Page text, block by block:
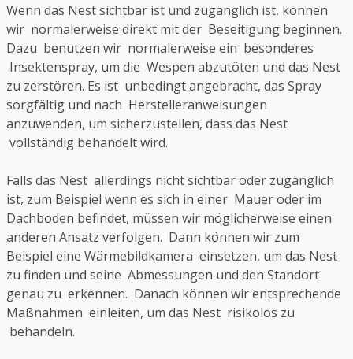
Wenn das Nest sichtbar ist und zugänglich ist, können
wir normalerweise direkt mit der Beseitigung beginnen.
Dazu benutzen wir normalerweise ein besonderes
Insektenspray, um die Wespen abzutöten und das Nest
zu zerstören. Es ist unbedingt angebracht, das Spray
sorgfältig und nach Herstelleranweisungen
anzuwenden, um sicherzustellen, dass das Nest
vollständig behandelt wird.
Falls das Nest allerdings nicht sichtbar oder zugänglich
ist, zum Beispiel wenn es sich in einer Mauer oder im
Dachboden befindet, müssen wir möglicherweise einen
anderen Ansatz verfolgen. Dann können wir zum
Beispiel eine Wärmebildkamera einsetzen, um das Nest
zu finden und seine Abmessungen und den Standort
genau zu erkennen. Danach können wir entsprechende
Maßnahmen einleiten, um das Nest risikolos zu
behandeln.